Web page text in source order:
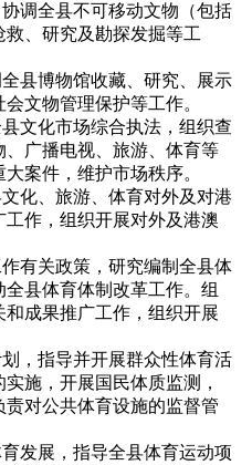
调全县不可移动文物（包括
、研究及勘探发掘等工
县博物馆收藏、研究、展示
文物管理保护等工作。
文化市场综合执法，组织查
广播电视、旅游、体育等
案件，维护市场秩序。
化、旅游、体育对外及对港
作，组织开展对外及港澳
有关政策，研究编制全县体
县体育体制改革工作。组
成果推广工作，组织开展
，指导并开展群众性体育活
施，开展国民体质监测，
对公共体育设施的监督管
发展，指导全县体育运动项